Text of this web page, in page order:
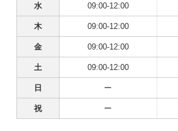
水 09:00-12:00
木 09:00-12:00
金 09:00-12:00
土 09:00-12:00
日 ー
祝 ー